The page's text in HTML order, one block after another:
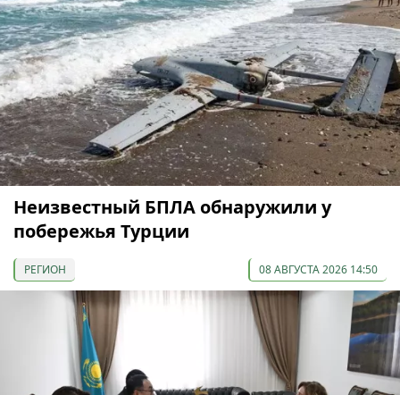
Неизвестный БПЛА обнаружили у
побережья Турции
РЕГИОН 08 АВГУСТА 2026 14:50